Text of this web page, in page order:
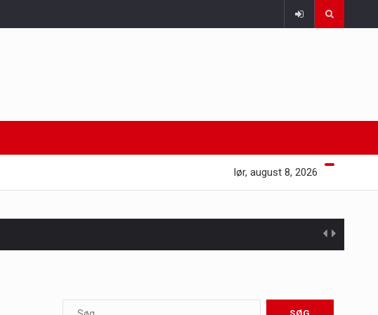
lør, august 8, 2026
rolle i at opretholde…